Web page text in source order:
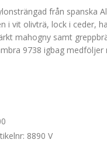
från spanska
i vit olivträ, lock i ceder,
mahogny samt
9738 igbag medföljer
8890 V